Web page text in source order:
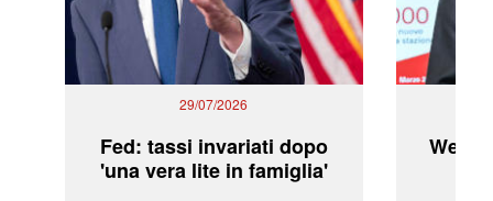
29/07/2026
Fed: tassi invariati dopo
'una vera lite in famiglia'